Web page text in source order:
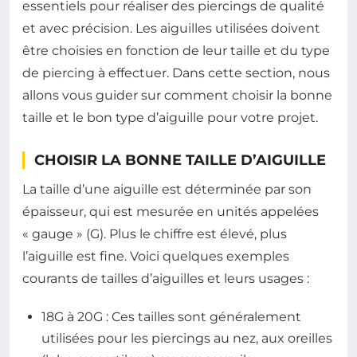
essentiels pour réaliser des piercings de qualité
et avec précision. Les aiguilles utilisées doivent
être choisies en fonction de leur taille et du type
de piercing à effectuer. Dans cette section, nous
allons vous guider sur comment choisir la bonne
taille et le bon type d’aiguille pour votre projet.
CHOISIR LA BONNE TAILLE D’AIGUILLE
La taille d’une aiguille est déterminée par son
épaisseur, qui est mesurée en unités appelées
« gauge » (G). Plus le chiffre est élevé, plus
l’aiguille est fine. Voici quelques exemples
courants de tailles d’aiguilles et leurs usages :
18G à 20G : Ces tailles sont généralement
utilisées pour les piercings au nez, aux oreilles